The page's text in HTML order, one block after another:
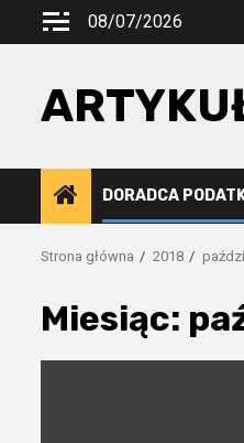
Przejdź
08/07/2026
DORADCA
Strona główna 2018
Miesiąc: